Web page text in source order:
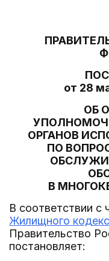
от 28
ОБ
ОРГАНОВ
ПО
В
В соответствии с
Жилищного
Правительство
постановляет: